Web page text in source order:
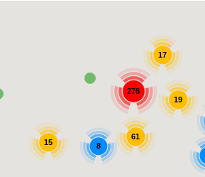
278
61
17
15 8
19